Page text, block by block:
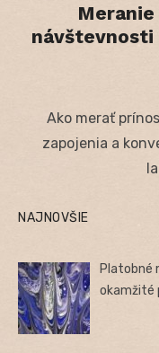
návštevnosti
Ako merať
zapojenia a
NAJNOVŠIE
Platobné
okamžité